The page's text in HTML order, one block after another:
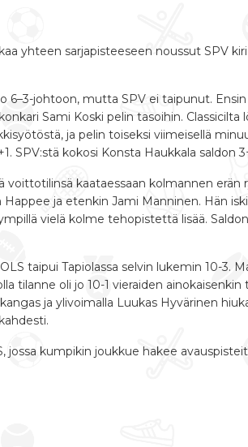
yhteen sarjapisteeseen noussut SPV
6–3-johtoon, mutta SPV ei taipunut.
Sami Koski pelin tasoihin.
ja pelin toiseksi viimeisellä
SPV:stä kokosi Konsta Haukkala saldon
kaataessaan kolmannen
ja etenkin Jami Manninen. Hän
vielä kolme tehopistettä lisää.
taipui Tapiolassa selvin lukemin 10-3.
tilanne oli jo 10-1 vieraiden
ja ylivoimalla Luukas Hyvärinen
jossa kumpikin joukkue hakee